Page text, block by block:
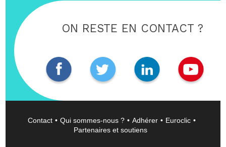
ON RESTE EN CONTACT ?
Contact Qui sommes-nous ? Adhérer
Euroclic
Partenaires et soutiens